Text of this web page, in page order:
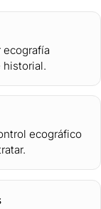
ecografía
historial.
ecográfico